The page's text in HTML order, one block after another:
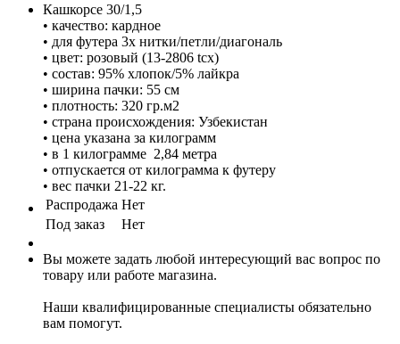
Кашкорсе 30/1,5
• качество: кардное
• для футера 3х нитки/петли/диагональ
• цвет: розовый (13-2806 tcx)
• состав: 95% хлопок/5% лайкра
• ширина пачки: 55 см
• плотность: 320 гр.м2
• страна происхождения: Узбекистан
• цена указана за килограмм
• в 1 килограмме 2,84 метра
• отпускается от килограмма к футеру
• вес пачки 21-22 кг.
Распродажа Нет
Под заказ
Нет
Вы можете задать любой интересующий вас вопрос по
товару или работе магазина.
Наши квалифицированные специалисты обязательно
вам помогут.